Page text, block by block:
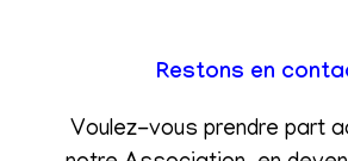
Restons en
Voulez-vous prendre part